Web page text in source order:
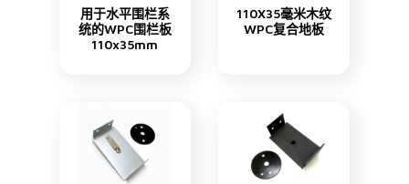
用于水平围栏系
统的WPC围栏板
110x35mm
110X35毫米木纹
WPC复合地板